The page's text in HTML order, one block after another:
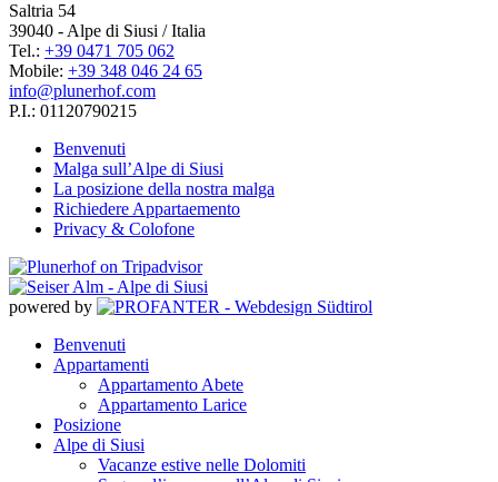
Saltria 54
39040 - Alpe di Siusi / Italia
Tel.: +39 0471 705 062
Mobile: +39 348 046 24 65
info@plunerhof.com
P.I.: 01120790215
Benvenuti
Malga sull’Alpe di Siusi
La posizione della nostra malga
Richiedere Appartaemento
Privacy & Colofone
powered by
Benvenuti
Appartamenti
Appartamento Abete
Appartamento Larice
Posizione
Alpe di Siusi
Vacanze estive nelle Dolomiti